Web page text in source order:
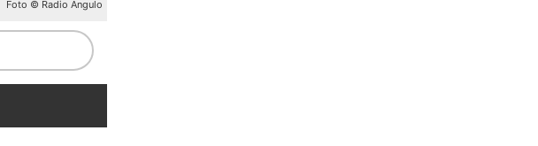
Foto © Radio Angulo